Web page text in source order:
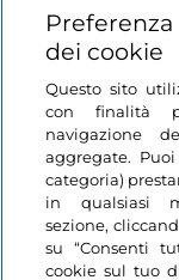
Informazioni
dei cookie
Questo sito
con finalità
navigazione
aggregate.
categoria)
in qualsiasi
sezione,
su “Consenti
cookie sul tuo